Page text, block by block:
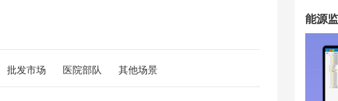
批发市场 医院部队 其他场景
能源